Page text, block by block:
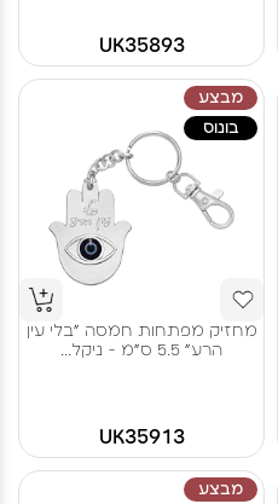
UK35893
מבצע
בונוס
מחזיק מפתחות חמסה "בלי עין
הרע" 5.5 ס"מ - ניקל...
UK35913
מבצע